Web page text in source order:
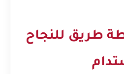
طريق للنجاح